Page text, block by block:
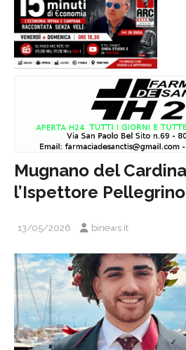
Mugnano del
l’Ispettore
13/05/2026 binews.it